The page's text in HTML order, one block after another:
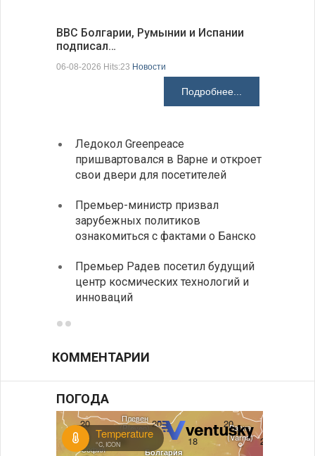
ВВС Болгарии, Румынии и Испании
подписал…
06-08-2026 Hits:23 Новости
Подробнее...
Ледокол Greenpeace
пришвартовался в Варне и откроет
свои двери для посетителей
Премьер-министр призвал
зарубежных политиков
ознакомиться с фактами о Банско
Премьер Радев посетил будущий
центр космических технологий и
инноваций
КОММЕНТАРИИ
ПОГОДА